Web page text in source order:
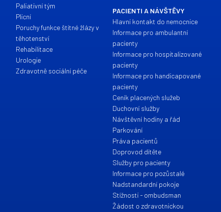
Paliativní tým
Plicní
Poruchy funkce štítné žlázy v
těhotenství
Rehabilitace
Urologie
Zdravotně sociální péče
PACIENTI A NÁVŠTĚVY
Hlavní kontakt do nemocnice
Informace pro ambulantní
pacienty
Informace pro hospitalizované
pacienty
Informace pro handicapované
pacienty
Ceník placených služeb
Duchovní služby
Návštěvní hodiny a řád
Parkování
Práva pacientů
Doprovod dítěte
Služby pro pacienty
Informace pro pozůstalé
Nadstandardní pokoje
Stížnosti - ombudsman
Žádost o zdravotnickou